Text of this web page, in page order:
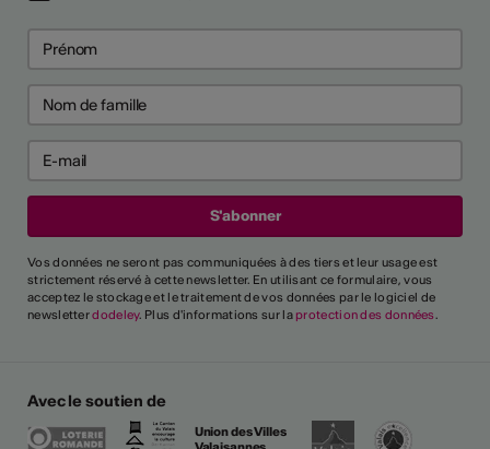
Vos données ne seront pas communiquées à des tiers et leur usage est
strictement réservé à cette newsletter. En utilisant ce formulaire, vous
acceptez le stockage et le traitement de vos données par le logiciel de
newsletterdodeley. Plus d'informations sur la protection des données.
Avec le soutien de
Union des Villes